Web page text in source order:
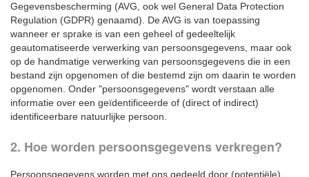
Gegevensbescherming (AVG, ook wel General Data Protection
Regulation (GDPR) genaamd). De AVG is van toepassing
wanneer er sprake is van een geheel of gedeeltelijk
geautomatiseerde verwerking van persoonsgegevens, maar ook
op de handmatige verwerking van persoonsgegevens die in een
bestand zijn opgenomen of die bestemd zijn om daarin te worden
opgenomen. Onder "persoonsgegevens" wordt verstaan alle
informatie over een geïdentificeerde of (direct of indirect)
identificeerbare natuurlijke persoon.
2. Hoe worden persoonsgegevens verkregen?
Persoonsgegevens worden met ons gedeeld door (potentiële)